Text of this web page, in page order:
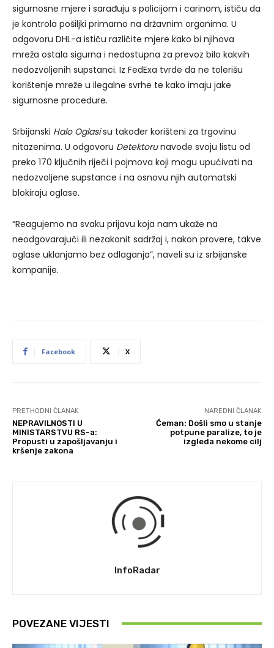
sigurnosne mjere i sarađuju s policijom i carinom, ističu da
je kontrola pošiljki primarno na državnim organima. U
odgovoru DHL-a ističu različite mjere kako bi njihova
mreža ostala sigurna i nedostupna za prevoz bilo kakvih
nedozvoljenih supstanci. Iz FedExa tvrde da ne tolerišu
korištenje mreže u ilegalne svrhe te kako imaju jake
sigurnosne procedure.
Srbijanski Halo Oglasisu također korišteni za trgovinu
nitazenima. U odgovoru Detektorunavode svoju listu od
preko 170 ključnih riječi i pojmova koji mogu upućivati na
nedozvoljene supstance i na osnovu njih automatski
blokiraju oglase.
“Reagujemo na svaku prijavu koja nam ukaže na
neodgovarajući ili nezakonit sadržaj i, nakon provere, takve
oglase uklanjamo bez odlaganja”, naveli su iz srbijanske
kompanije.
Facebook X
PRETHODNI ČLANAK
NEPRAVILNOSTI U
MINISTARSTVU RS-a:
Propusti u zapošljavanju i
kršenje zakona
NAREDNI ČLANAK
Ćeman: Došli smo u stanje
potpune paralize, to je
izgleda nekome cilj
InfoRadar
POVEZANE VIJESTI